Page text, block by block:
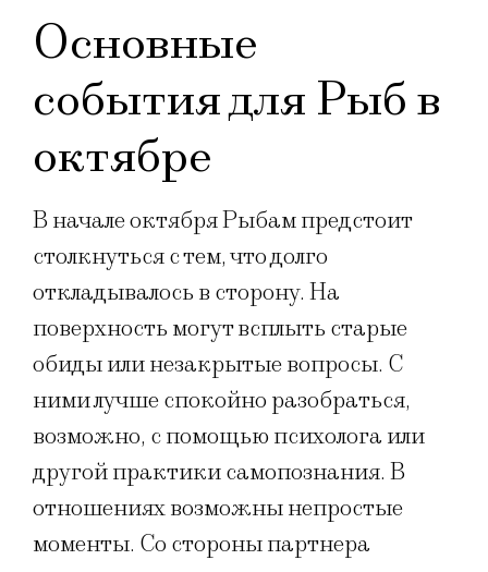
Основные
события для Рыб в
октябре
В начале октября Рыбам предстоит
столкнуться с тем, что долго
откладывалось в сторону. На
поверхность могут всплыть старые
обиды или незакрытые вопросы. С
ними лучше спокойно разобраться,
возможно, с помощью психолога или
другой практики самопознания. В
отношениях возможны непростые
моменты. Со стороны партнера